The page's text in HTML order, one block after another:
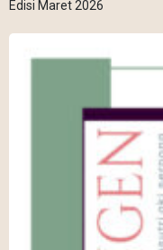
Edisi Maret 2026